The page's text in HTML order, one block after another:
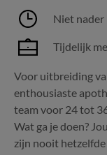
Niet nader
Tijdelijk
Voor uitbreiding
enthousiaste
team voor 24 tot
Wat ga je doen?
zijn nooit